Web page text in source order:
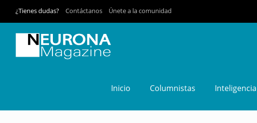
¿Tienes dudas? Contáctanos Únete a la comunidad
Inicio Columnistas Inteligencia